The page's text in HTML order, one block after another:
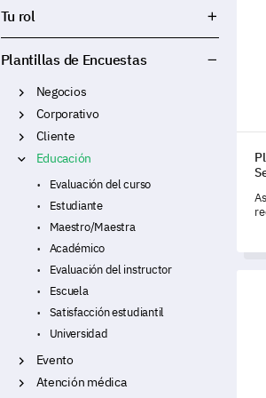
Tu rol
Plantillas de Encuestas
Negocios
Corporativo
Cliente
Educación
Evaluación del curso
Estudiante
Maestro/Maestra
Académico
Evaluación del instructor
Escuela
Satisfacción estudiantil
Universidad
Evento
Atención médica